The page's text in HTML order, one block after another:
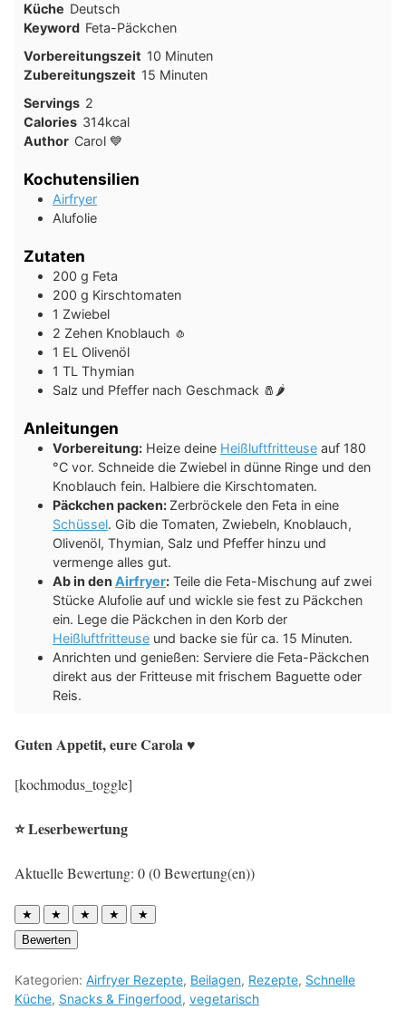
Küche Deutsch
Keyword Feta-Päckchen
Vorbereitungszeit 10Minuten
Minuten
Zubereitungszeit 15Minuten
Minuten
Servings 2
Calories 314kcal
Author Carol 💙
Kochutensilien
Airfryer
Alufolie
Zutaten
200 g Feta
200 g Kirschtomaten
1 Zwiebel
2 Zehen Knoblauch 🧄
1 EL Olivenöl
1 TL Thymian
Salz und Pfeffer nach Geschmack 🧂🌶️
Anleitungen
Vorbereitung: Heize deine Heißluftfritteuse auf 180
°C vor. Schneide die Zwiebel in dünne Ringe und den
Knoblauch fein. Halbiere die Kirschtomaten.
Päckchen packen: Zerbröckele den Feta in eine
Schüssel. Gib die Tomaten, Zwiebeln, Knoblauch,
Olivenöl, Thymian, Salz und Pfeffer hinzu und
vermenge alles gut.
Ab in den Airfryer: Teile die Feta-Mischung auf zwei
Stücke Alufolie auf und wickle sie fest zu Päckchen
ein. Lege die Päckchen in den Korb der
Heißluftfritteuse und backe sie für ca. 15 Minuten.
Anrichten und genießen: Serviere die Feta-Päckchen
direkt aus der Fritteuse mit frischem Baguette oder
Reis.
Guten Appetit, eure Carola ♥︎
[kochmodus_toggle]
⭐ Leserbewertung
Aktuelle Bewertung: 0 (0 Bewertung(en))
★ ★ ★ ★
★
Bewerten
Kategorien: Airfryer Rezepte, Beilagen, Rezepte, Schnelle
Küche, Snacks & Fingerfood, vegetarisch